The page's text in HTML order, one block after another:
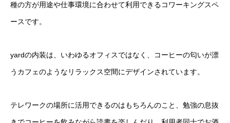
種の方が用途や仕事環境に合わせて利用できるコワーキングスペ
ースです。
yardの内装は、いわゆるオフィスではなく、コーヒーの匂いが漂
うカフェのようなリラックス空間にデザインされています。
テレワークの場所に活用できるのはもちろんのこと、勉強の息抜